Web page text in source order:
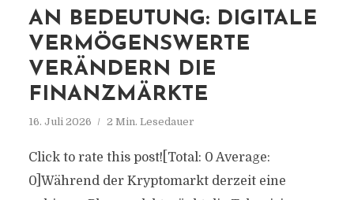
AN BEDEUTUNG: DIGITALE
VERMÖGENSWERTE
VERÄNDERN DIE
FINANZMÄRKTE
16. Juli 2026 2 Min. Lesedauer
Click to rate this post![Total: 0 Average:
0]Während der Kryptomarkt derzeit eine